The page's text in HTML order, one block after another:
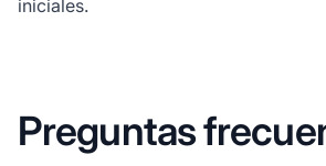
iniciales.
Preguntas